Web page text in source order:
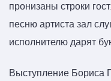
пронизаны строки
песню артиста зал
исполнителю дарят
Выступление Бориса